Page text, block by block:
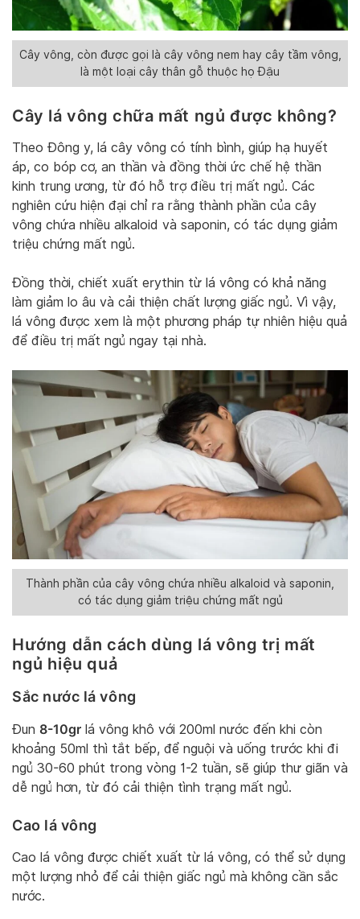
Cây vông, còn được gọi là cây vông nem hay cây tầm vông,
là một loại cây thân gỗ thuộc họ Đậu
Cây lá vông chữa mất ngủ được không?
Theo Đông y, lá cây vông có tính bình, giúp hạ huyết
áp, co bóp cơ, an thần và đồng thời ức chế hệ thần
kinh trung ương, từ đó hỗ trợ điều trị mất ngủ. Các
nghiên cứu hiện đại chỉ ra rằng thành phần của cây
vông chứa nhiều alkaloid và saponin, có tác dụng giảm
triệu chứng mất ngủ.
Đồng thời, chiết xuất erythin từ lá vông có khả năng
làm giảm lo âu và cải thiện chất lượng giấc ngủ. Vì vậy,
lá vông được xem là một phương pháp tự nhiên hiệu quả
để điều trị mất ngủ ngay tại nhà.
Thành phần của cây vông chứa nhiều alkaloid và saponin,
có tác dụng giảm triệu chứng mất ngủ
Hướng dẫn cách dùng lá vông trị mất
ngủ hiệu quả
Sắc nước lá vông
Đun 8-10gr lá vông khô với 200ml nước đến khi còn
khoảng 50ml thì tắt bếp, để nguội và uống trước khi đi
ngủ 30-60 phút trong vòng 1-2 tuần, sẽ giúp thư giãn và
dễ ngủ hơn, từ đó cải thiện tình trạng mất ngủ.
Cao lá vông
Cao lá vông được chiết xuất từ lá vông, có thể sử dụng
một lượng nhỏ để cải thiện giấc ngủ mà không cần sắc
nước.